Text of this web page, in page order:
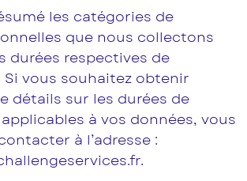
les catégories de
que nous collectons
durées respectives de
vous souhaitez obtenir
détails sur les durées de
à vos données, vous
à l’adresse :